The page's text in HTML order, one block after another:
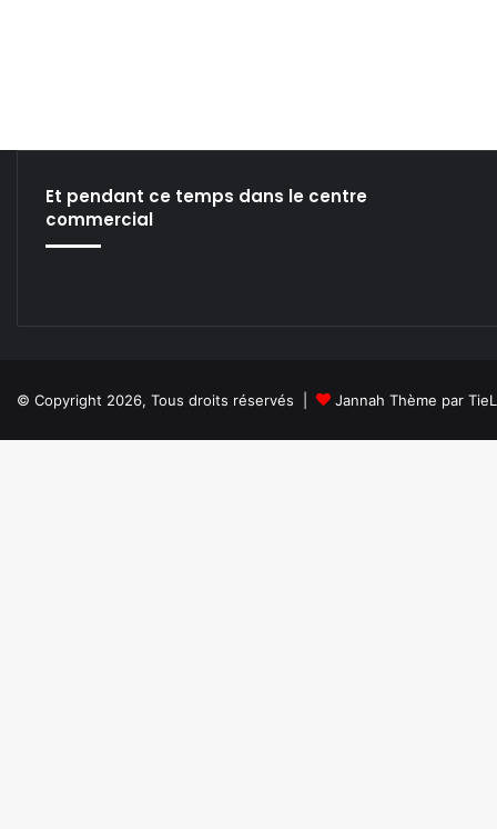
Et pendant ce temps dans le centre
commercial
© Copyright 2026, Tous droits réservés | Jannah Thème par